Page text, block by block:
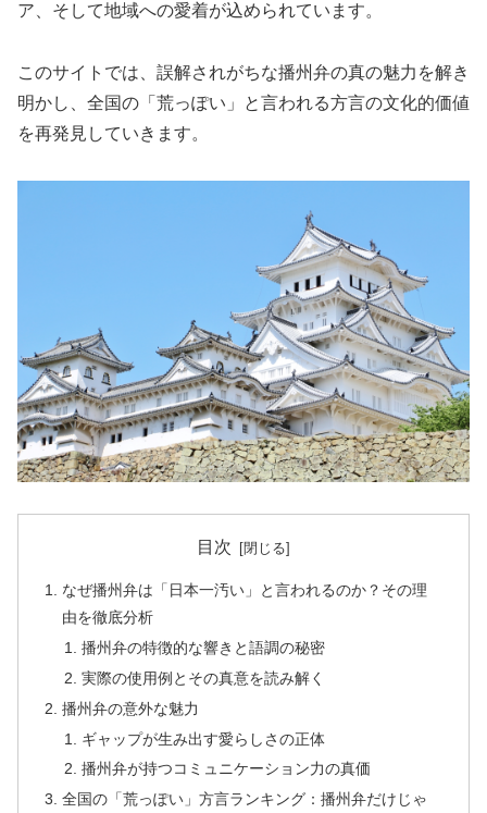
ア、そして地域への愛着が込められています。
このサイトでは、誤解されがちな播州弁の真の魅力を解き
明かし、全国の「荒っぽい」と言われる方言の文化的価値
を再発見していきます。
目次
なぜ播州弁は「日本一汚い」と言われるのか？その理
由を徹底分析
播州弁の特徴的な響きと語調の秘密
実際の使用例とその真意を読み解く
播州弁の意外な魅力
ギャップが生み出す愛らしさの正体
播州弁が持つコミュニケーション力の真価
全国の「荒っぽい」方言ランキング：播州弁だけじゃ